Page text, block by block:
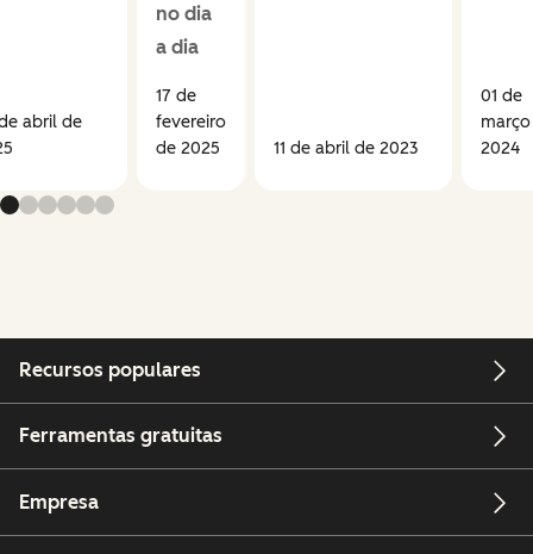
abril de
no dia
a dia
17 de
fevereiro
de 2025
11 de abril de 2023
01 de
2024
Recursos populares
Ferramentas gratuitas
Empresa